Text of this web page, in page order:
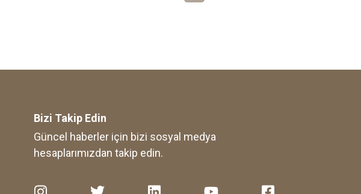
Bizi Takip Edin
Güncel haberler için bizi sosyal medya
hesaplarımızdan takip edin.